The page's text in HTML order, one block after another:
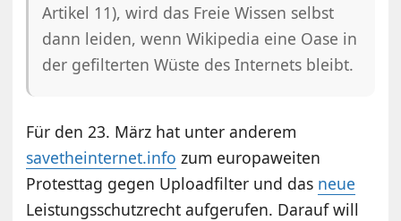
Artikel 11), wird das Freie Wissen selbst
dann leiden, wenn Wikipedia eine Oase in
der gefilterten Wüste des Internets bleibt.
Für den 23. März hat unter anderem
savetheinternet.info zum europaweiten
Protesttag gegen Uploadfilter und das neue
Leistungsschutzrecht aufgerufen. Darauf will